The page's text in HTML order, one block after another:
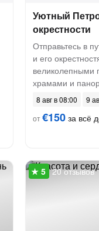
Уютный
окрестности
Отправьтесь в
и его
великолепными
храмами и
8 авг в 08:00
9
от€150 за всё
20 отзывов